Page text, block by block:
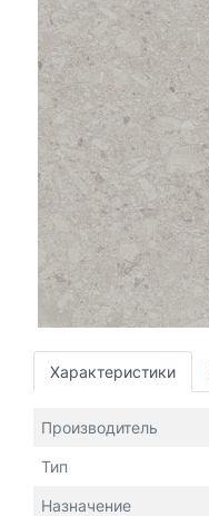
Характеристики
Производитель
Тип
Назначение